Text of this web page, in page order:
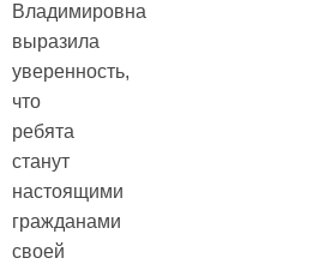
Владимировна
выразила
уверенность,
что
ребята
станут
настоящими
гражданами
своей